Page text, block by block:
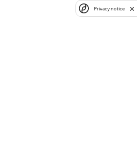
Privacy notice